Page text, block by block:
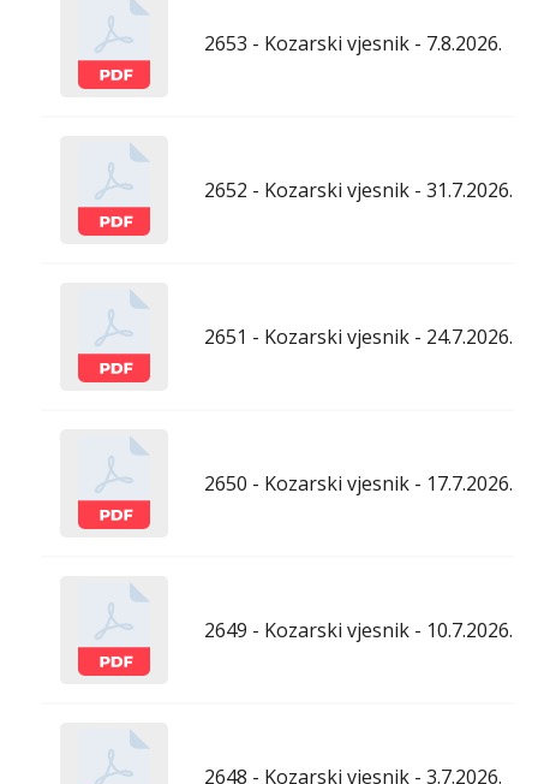
2653 - Kozarski vjesnik - 7.8.2026.
2652 - Kozarski vjesnik - 31.7.2026.
2651 - Kozarski vjesnik - 24.7.2026.
2650 - Kozarski vjesnik - 17.7.2026.
2649 - Kozarski vjesnik - 10.7.2026.
2648 - Kozarski vjesnik - 3.7.2026.